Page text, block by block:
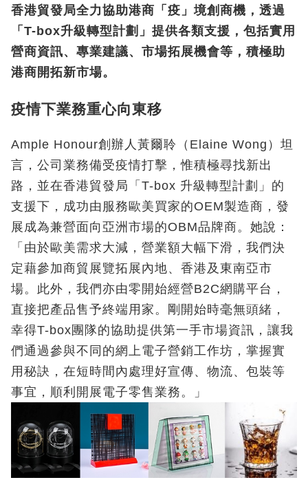
香港貿發局全力協助港商「疫」境創商機，透過
「T-box升級轉型計劃」提供各類支援，包括實用
營商資訊、專業建議、市場拓展機會等，積極助
港商開拓新市場。
疫情下業務重心向東移
Ample Honour創辦人黃爾聆（Elaine Wong）坦
言，公司業務備受疫情打擊，惟積極尋找新出
路，並在香港貿發局「T-box 升級轉型計劃」的
支援下，成功由服務歐美買家的OEM製造商，發
展成為兼營面向亞洲市場的OBM品牌商。她說：
「由於歐美需求大減，營業額大幅下滑，我們決
定藉參加商貿展覽拓展內地、香港及東南亞市
場。此外，我們亦由零開始經營B2C網購平台，
直接把產品售予終端用家。剛開始時毫無頭緒，
幸得T-box團隊的協助提供第一手市場資訊，讓我
們通過參與不同的網上電子營銷工作坊，掌握實
用秘訣，在短時間內處理好宣傳、物流、包裝等
事宜，順利開展電子零售業務。」